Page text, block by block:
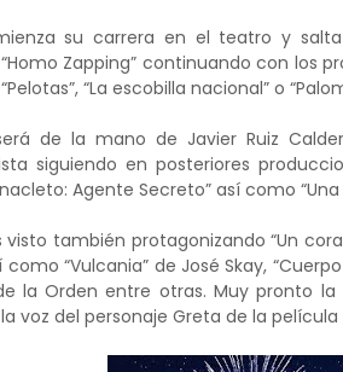
su carrera en el teatro y
Zapping” continuando con los
“La escobilla nacional” o
de la mano de Javier Ruiz
siguiendo en posteriores
Agente Secreto” así como
visto también protagonizando “Un
“Vulcania” de José Skay,
la Orden entre otras. Muy pronto
voz del personaje Greta de la película